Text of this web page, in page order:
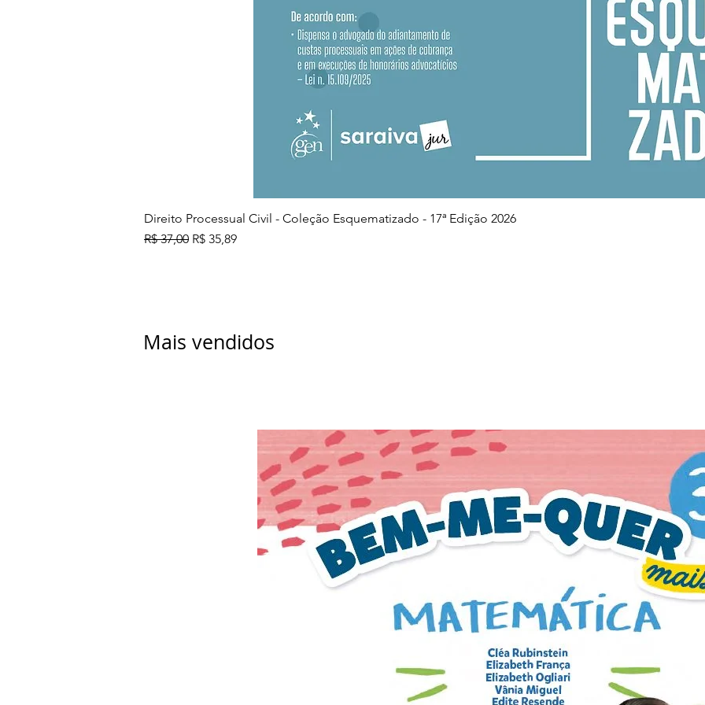
Visualização rápida
Direito Processual Civil - Coleção Esquematizado - 17ª Edição 2026
Preço normal
R$ 37,00 Preço promocional
R$ 35,89
Mais vendidos